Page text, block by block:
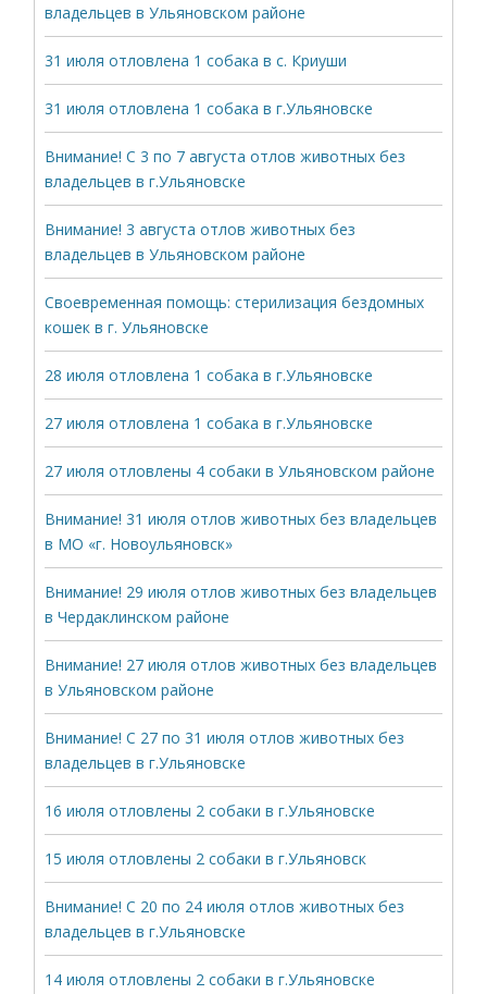
владельцев в Ульяновском районе
31 июля отловлена 1 собака в с. Криуши
31 июля отловлена 1 собака в г.Ульяновске
Внимание! С 3 по 7 августа отлов животных без
владельцев в г.Ульяновске
Внимание! 3 августа отлов животных без
владельцев в Ульяновском районе
Своевременная помощь: стерилизация бездомных
кошек в г. Ульяновске
28 июля отловлена 1 собака в г.Ульяновске
27 июля отловлена 1 собака в г.Ульяновске
27 июля отловлены 4 собаки в Ульяновском районе
Внимание! 31 июля отлов животных без владельцев
в МО «г. Новоульяновск»
Внимание! 29 июля отлов животных без владельцев
в Чердаклинском районе
Внимание! 27 июля отлов животных без владельцев
в Ульяновском районе
Внимание! С 27 по 31 июля отлов животных без
владельцев в г.Ульяновске
16 июля отловлены 2 собаки в г.Ульяновске
15 июля отловлены 2 собаки в г.Ульяновск
Внимание! С 20 по 24 июля отлов животных без
владельцев в г.Ульяновске
14 июля отловлены 2 собаки в г.Ульяновске